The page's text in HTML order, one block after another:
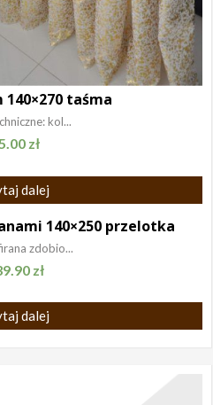
140×270 taśma
kol...
zł
dalej
140×250 przelotka
zdobio...
zł
dalej